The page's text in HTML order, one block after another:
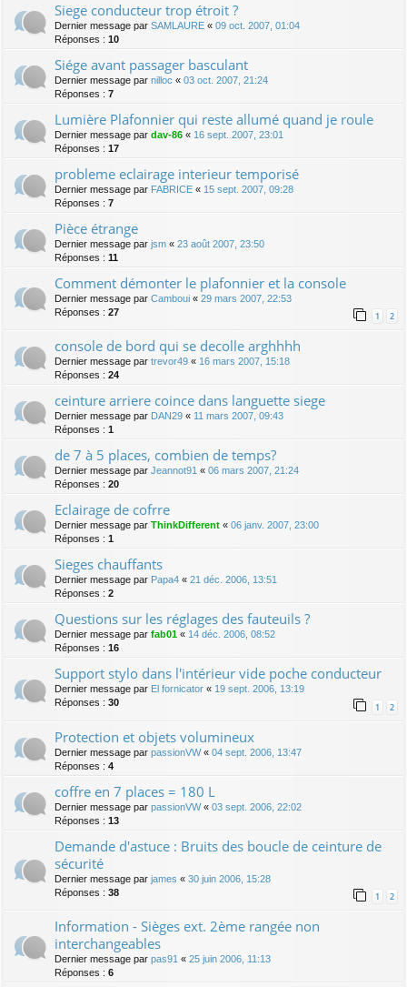
Siege conducteur trop étroit ?
Dernier message par SAMLAURE « 09 oct. 2007, 01:04
Réponses : 10
Siége avant passager basculant
Dernier message par nilloc « 03 oct. 2007, 21:24
Réponses : 7
Lumière Plafonnier qui reste allumé quand je roule
Dernier message par dav-86 « 16 sept. 2007, 23:01
Réponses : 17
probleme eclairage interieur temporisé
Dernier message par FABRICE « 15 sept. 2007, 09:28
Réponses : 7
Pièce étrange
Dernier message par jsm « 23 août 2007, 23:50
Réponses : 11
Comment démonter le plafonnier et la console
Dernier message par Camboui « 29 mars 2007, 22:53
Réponses : 27 1 2
console de bord qui se decolle arghhhh
Dernier message par trevor49 « 16 mars 2007, 15:18
Réponses : 24
ceinture arriere coince dans languette siege
Dernier message par DAN29 « 11 mars 2007, 09:43
Réponses : 1
de 7 à 5 places, combien de temps?
Dernier message par Jeannot91 « 06 mars 2007, 21:24
Réponses : 20
Eclairage de cofrre
Dernier message par ThinkDifferent « 06 janv. 2007, 23:00
Réponses : 1
Sieges chauffants
Dernier message par Papa4 « 21 déc. 2006, 13:51
Réponses : 2
Questions sur les réglages des fauteuils ?
Dernier message par fab01 « 14 déc. 2006, 08:52
Réponses : 16
Support stylo dans l'intérieur vide poche conducteur
Dernier message par El fornicator « 19 sept. 2006, 13:19
Réponses : 30 1 2
Protection et objets volumineux
Dernier message par passionVW« 04 sept. 2006, 13:47
Réponses : 4
coffre en 7 places = 180 L
Dernier message par passionVW« 03 sept. 2006, 22:02
Réponses : 13
Demande d'astuce : Bruits des boucle de ceinture de
sécurité
Dernier message par james « 30 juin 2006, 15:28
Réponses : 38 1 2
Information - Sièges ext. 2ème rangée non
interchangeables
Dernier message par pas91 « 25 juin 2006, 11:13
Réponses : 6